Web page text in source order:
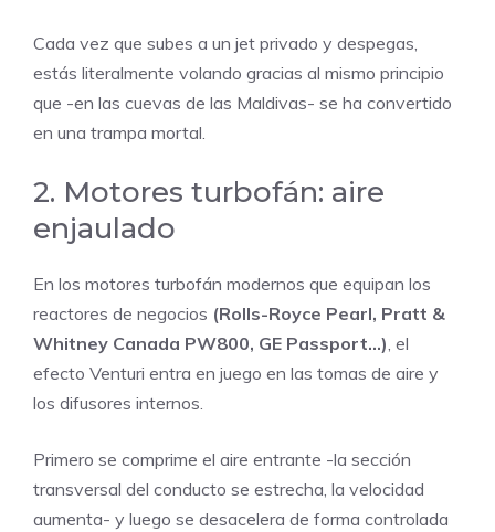
Cada vez que subes a un jet privado y despegas,
estás literalmente volando gracias al mismo principio
que -en las cuevas de las Maldivas- se ha convertido
en una trampa mortal.
2. Motores turbofán: aire
enjaulado
En los motores turbofán modernos que equipan los
reactores de negocios (Rolls-Royce Pearl, Pratt &
Whitney Canada PW800, GE Passport…), el
efecto Venturi entra en juego en las tomas de aire y
los difusores internos.
Primero se comprime el aire entrante -la sección
transversal del conducto se estrecha, la velocidad
aumenta- y luego se desacelera de forma controlada